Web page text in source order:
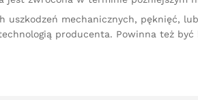
uszkodzeń mechanicznych, pęknięć,
producenta. Powinna też